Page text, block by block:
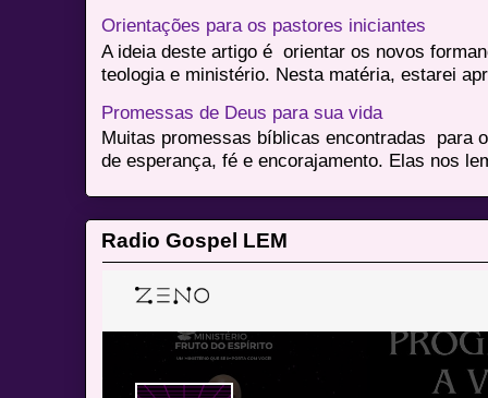
Orientações para os pastores iniciantes
A ideia deste artigo é orientar os novos
teologia e ministério. Nesta matéria, estarei
Promessas de Deus para sua vida
Muitas promessas bíblicas encontradas para
de esperança, fé e encorajamento. Elas nos
Radio Gospel LEM